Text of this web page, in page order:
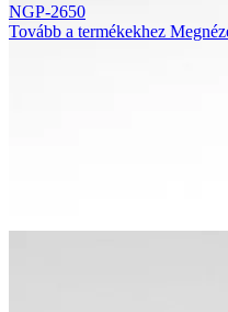
NGP-2650
Tovább a termékekhez